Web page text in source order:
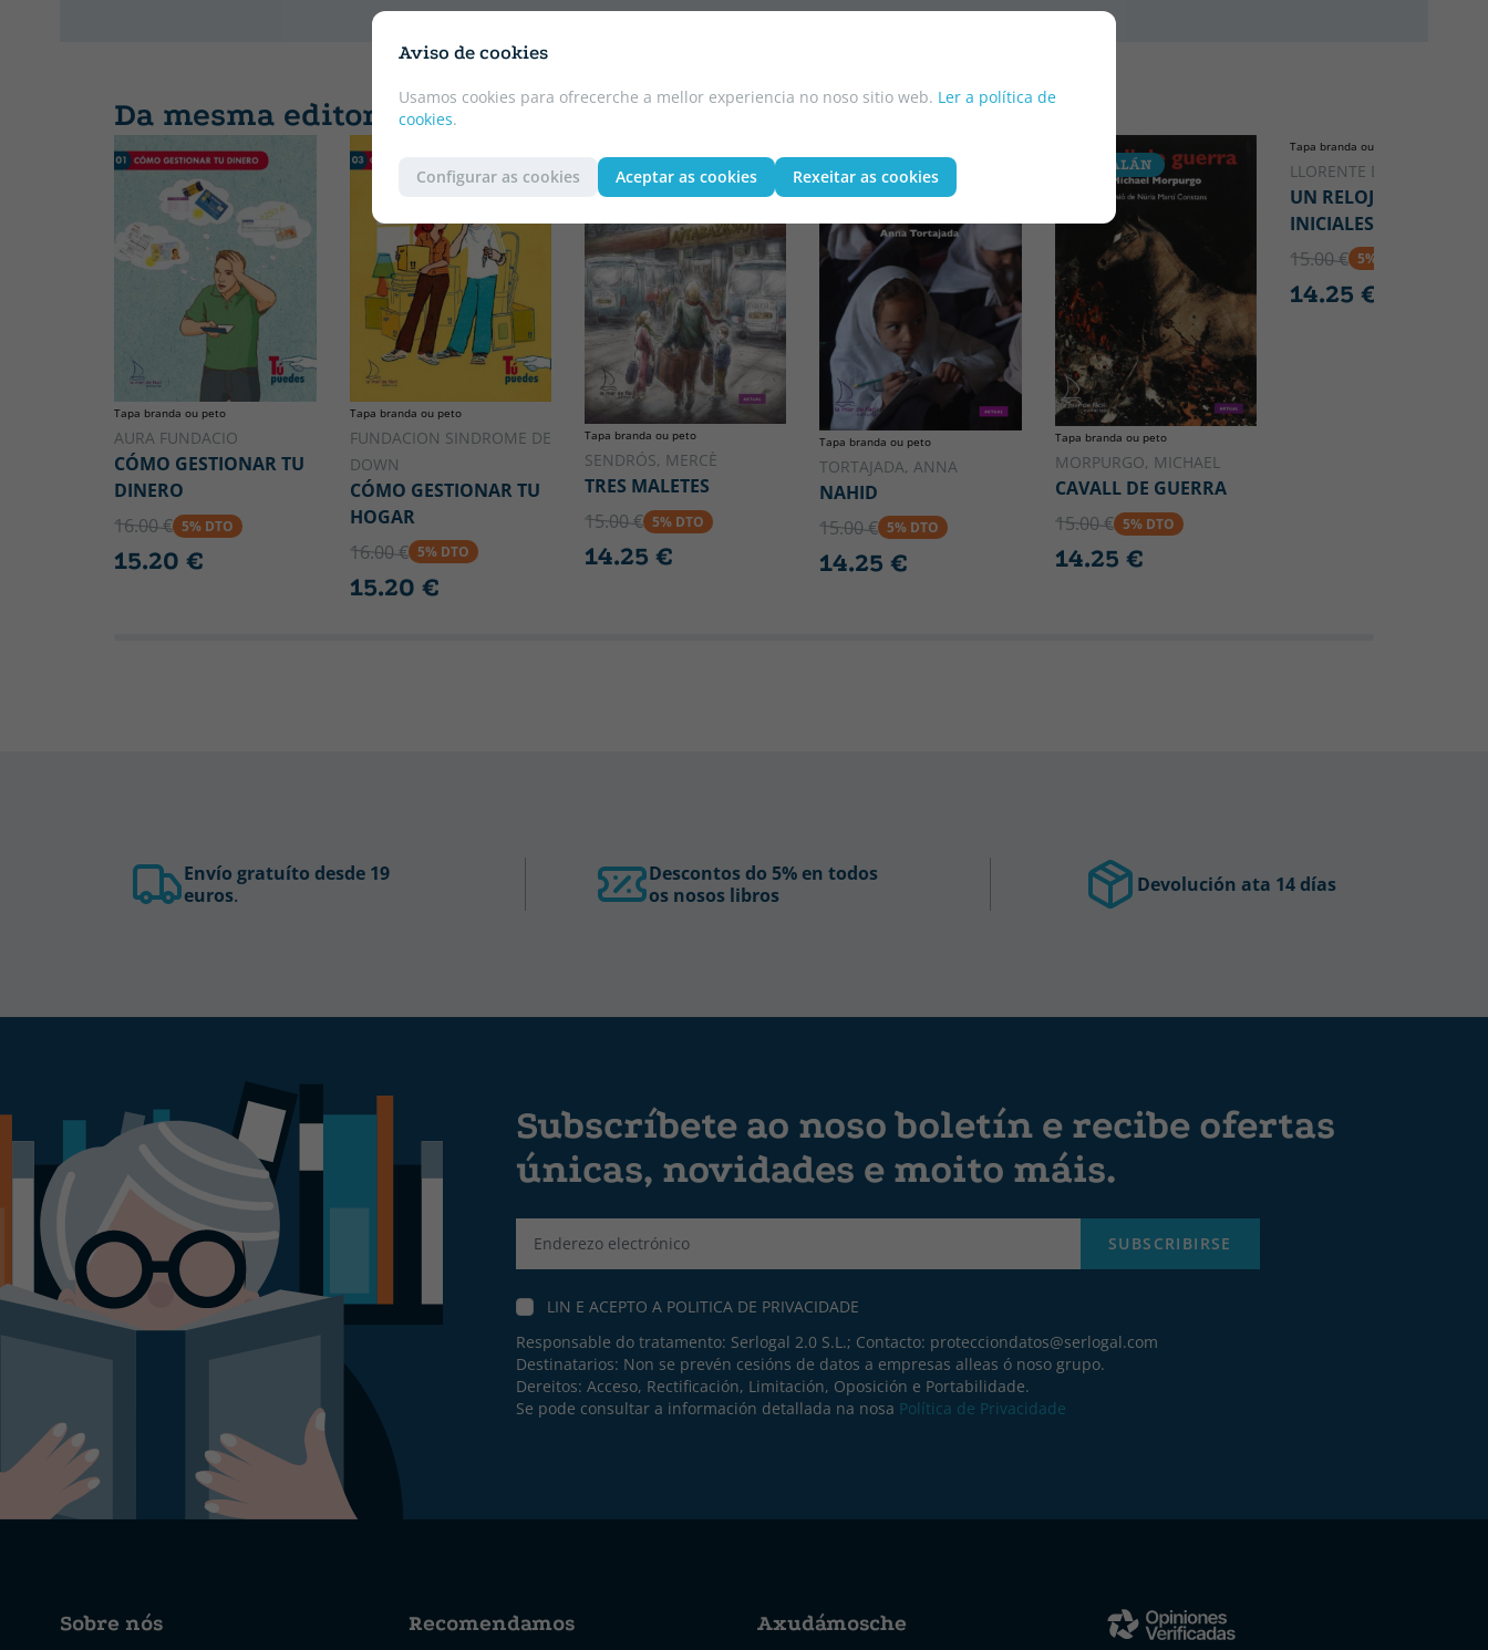
Aviso de cookies
Usamos cookies para ofrecerche a mellor experiencia no noso sitio web. Ler a política de
cookies.
Configurar as cookies Aceptar as cookies Rexeitar as cookies
Da mesma editorial
Tapa branda ou peto
AURA FUNDACIO
CÓMO GESTIONAR TU
DINERO
16.00 € 5% DTO
15.20 €
Tapa branda ou peto
FUNDACION SINDROME DE
DOWN
CÓMO GESTIONAR TU
HOGAR
16.00 € 5% DTO
15.20 €
Tapa branda ou peto
SENDRÓS, MERCÈ
TRES MALETES
15.00 € 5% DTO
14.25 €
Tapa branda ou peto
TORTAJADA, ANNA
NAHID
15.00 € 5% DTO
14.25 €
CATALÁN
Tapa branda ou peto
MORPURGO, MICHAEL
CAVALL DE GUERRA
15.00 € 5% DTO
14.25 €
Tapa branda ou peto
LLORENTE BRIONES,
UN RELOJ CON DOS
INICIALES
15.00 € 5% DTO
14.25 €
Envío gratuíto desde 19
euros.
Descontos do 5% en todos
os nosos libros
Devolución ata 14 días
Subscríbete ao noso boletín e recibe ofertas
únicas, novidades e moito máis.
SUBSCRIBIRSE
LIN E ACEPTO A POLITICA DE PRIVACIDADE
Responsable do tratamento: Serlogal 2.0 S.L.; Contacto: protecciondatos@serlogal.com
Destinatarios: Non se prevén cesións de datos a empresas alleas ó noso grupo.
Dereitos: Acceso, Rectificación, Limitación, Oposición e Portabilidade.
Se pode consultar a información detallada na nosa Política de Privacidade
Sobre nós Recomendamos Axudámosche